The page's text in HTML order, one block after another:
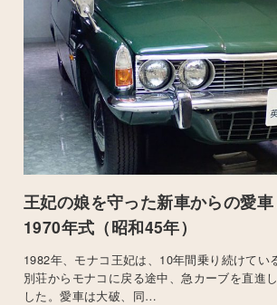
王妃の娘を守った新車からの愛
1970年式（昭和45年）
1982年、モナコ王妃は、10年間乗り続けてい
別荘からモナコに戻る途中、急カーブを直進
した。愛車は大破、同…